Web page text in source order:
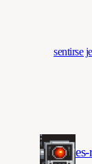
sentirse